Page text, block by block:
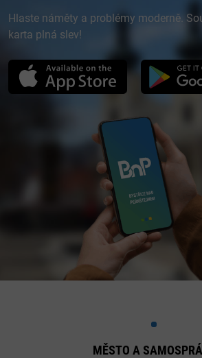
Hlaste náměty a problémy moderně.
karta plná slev!
MĚSTO A